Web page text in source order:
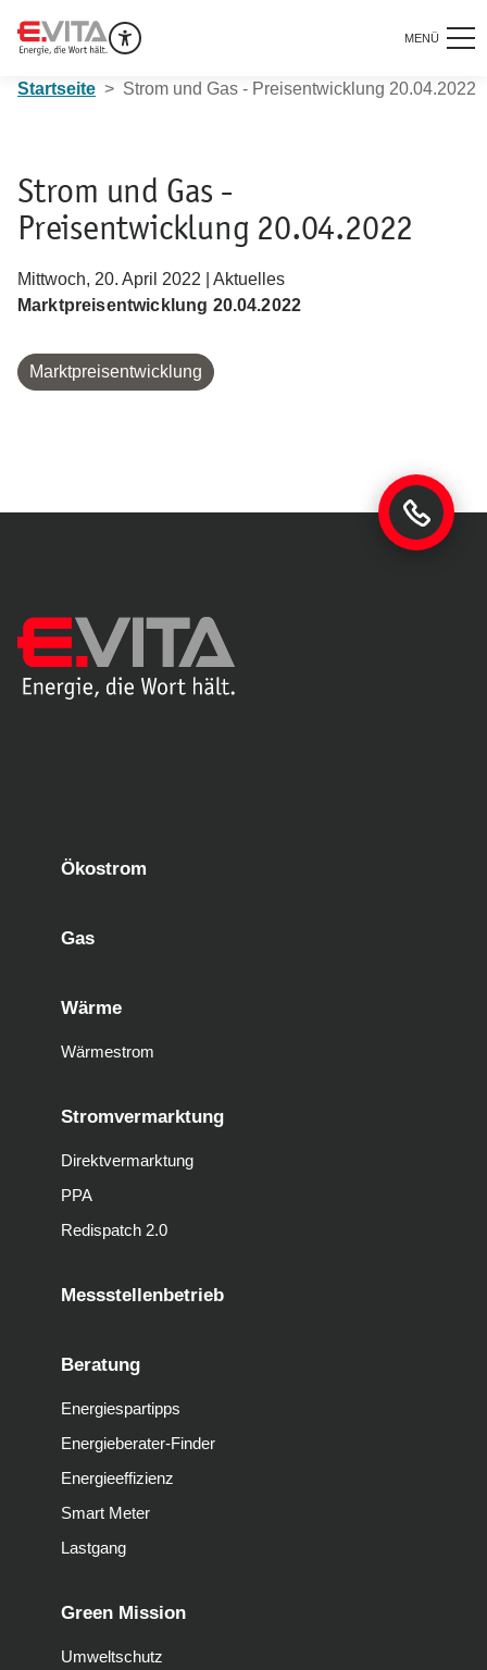
MENÜ
Startseite Strom und Gas - Preisentwicklung 20.04.2022
Strom und Gas -
Preisentwicklung 20.04.2022
Mittwoch, 20. April 2022 | Aktuelles
Marktpreisentwicklung 20.04.2022
Marktpreisentwicklung
Ökostrom
Gas
Wärme
Wärmestrom
Stromvermarktung
Direktvermarktung
PPA
Redispatch 2.0
Messstellenbetrieb
Beratung
Energiespartipps
Energieberater-Finder
Energieeffizienz
Smart Meter
Lastgang
Green Mission
Umweltschutz